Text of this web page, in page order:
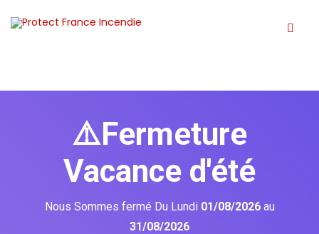
⚠️Fermeture
Vacance d'été
Nous Sommes fermé Du Lundi 01/08/2026 au
31/08/2026